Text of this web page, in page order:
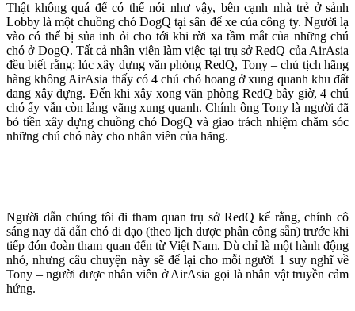
Thật không quá để có thể nói như vậy, bên cạnh nhà trẻ ở sảnh
Lobby là một chuồng chó DogQ tại sân để xe của công ty. Người lạ
vào có thể bị sủa inh ỏi cho tới khi rời xa tầm mắt của những chú
chó ở DogQ. Tất cả nhân viên làm việc tại trụ sở RedQ của AirAsia
đều biết rằng: lúc xây dựng văn phòng RedQ, Tony – chủ tịch hãng
hàng không AirAsia thấy có 4 chú chó hoang ở xung quanh khu đất
đang xây dựng. Đến khi xây xong văn phòng RedQ bây giờ, 4 chú
chó ấy vẫn còn lảng vãng xung quanh. Chính ông Tony là người đã
bỏ tiền xây dựng chuồng chó DogQ và giao trách nhiệm chăm sóc
những chú chó này cho nhân viên của hãng.
Người dẫn chúng tôi đi tham quan trụ sở RedQ kể rằng, chính cô
sáng nay đã dẫn chó đi dạo (theo lịch được phân công sẵn) trước khi
tiếp đón đoàn tham quan đến từ Việt Nam. Dù chỉ là một hành động
nhỏ, nhưng câu chuyện này sẽ để lại cho mỗi người 1 suy nghĩ về
Tony – người được nhân viên ở AirAsia gọi là nhân vật truyền cảm
hứng.